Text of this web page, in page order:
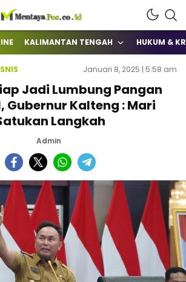
mentayapos.co.id
Terkini Mengabarkan
KALIMANTAN TENGAH HUKUM &
Januari 8, 2025 | 5:58 am
Jadi Lumbung Pangan
Gubernur Kalteng : Mari
Langkah
Admin